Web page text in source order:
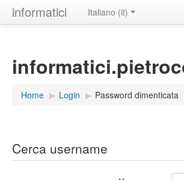
informatici Italiano ‎(it)‎
Home ▶︎ Login ▶︎ Password dimenticata
Cerca username